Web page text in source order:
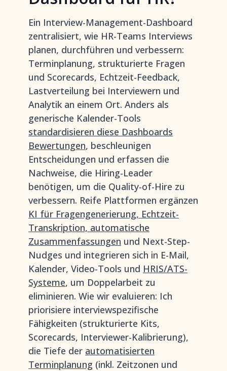
Ein Interview-Management-Dashboard
zentralisiert, wie HR-Teams Interviews
planen, durchführen und verbessern:
Terminplanung, strukturierte Fragen
und Scorecards, Echtzeit-Feedback,
Lastverteilung bei Interviewern und
Analytik an einem Ort. Anders als
generische Kalender-Tools
standardisieren diese Dashboards
Bewertungen, beschleunigen
Entscheidungen und erfassen die
Nachweise, die Hiring-Leader
benötigen, um die Quality-of-Hire zu
verbessern. Reife Plattformen ergänzen
KI für Fragengenerierung, Echtzeit-
Transkription, automatische
Zusammenfassungen und Next-Step-
Nudges und integrieren sich in E-Mail,
Kalender, Video-Tools und HRIS/ATS-
Systeme, um Doppelarbeit zu
eliminieren. Wie wir evaluieren: Ich
priorisiere interviewspezifische
Fähigkeiten (strukturierte Kits,
Scorecards, Interviewer-Kalibrierung),
die Tiefe der automatisierten
Terminplanung (inkl. Zeitzonen und